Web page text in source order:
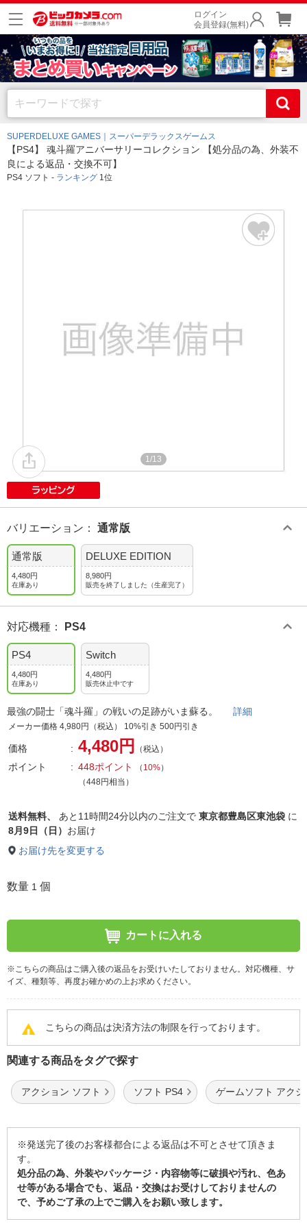
ログイン
会員登録(無料)
SUPERDELUXE GAMES｜スーパーデラックスゲームス
【PS4】 魂斗羅アニバーサリーコレクション 【処分品の為、外装不
良による返品・交換不可】
PS4 ソフト - ランキング 1位
1/13
バリエーション ： 通常版
通常版
4,480円
在庫あり
DELUXE EDITION
8,980円
販売を終了しました（生産完了）
対応機種 ： PS4
PS4
4,480円
在庫あり
Switch
4,480円
販売休止中です
最強の闘士「魂斗羅」の戦いの足跡がいま蘇る。 詳細
メーカー価格 4,980円（税込） 10%引き 500円引き
価格 4,480円 （税込）
ポイント 448ポイント （ 10%）
（448円相当）
送料無料、 あと 11時間24分以内のご注文で 東京都豊島区東池袋 に
8月9日（日） お届け
お届け先を変更する
数量 1 個
カートに入れる
※こちらの商品はご購入後の返品をお受けいたしておりません。対応機種、サ
イズ、種類等、再度お確かめの上お求めください。
こちらの商品は決済方法の制限を行っております。
関連する商品をタグで探す
アクション ソフト ソフト PS4 ゲームソフト アクシ
※発送完了後のお客様都合による返品は不可とさせて頂きま
す。
処分品の為、外装やパッケージ・内容物等に破損や汚れ、色あ
せ等がある場合でも、返品・交換はお受けしておりませんの
で、予めご了承の上でご購入をお願い致します。